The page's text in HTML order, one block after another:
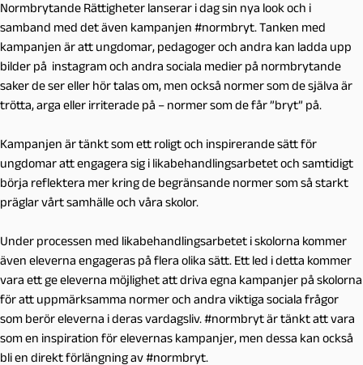
Normbrytande Rättigheter lanserar i dag sin nya look och i
samband med det även kampanjen #normbryt. Tanken med
kampanjen är att ungdomar, pedagoger och andra kan ladda upp
bilder på instagram och andra sociala medier på normbrytande
saker de ser eller hör talas om, men också normer som de själva är
trötta, arga eller irriterade på – normer som de får ”bryt” på.
Kampanjen är tänkt som ett roligt och inspirerande sätt för
ungdomar att engagera sig i likabehandlingsarbetet och samtidigt
börja reflektera mer kring de begränsande normer som så starkt
präglar vårt samhälle och våra skolor.
Under processen med likabehandlingsarbetet i skolorna kommer
även eleverna engageras på flera olika sätt. Ett led i detta kommer
vara ett ge eleverna möjlighet att driva egna kampanjer på skolorna
för att uppmärksamma normer och andra viktiga sociala frågor
som berör eleverna i deras vardagsliv. #normbryt är tänkt att vara
som en inspiration för elevernas kampanjer, men dessa kan också
bli en direkt förlängning av #normbryt.